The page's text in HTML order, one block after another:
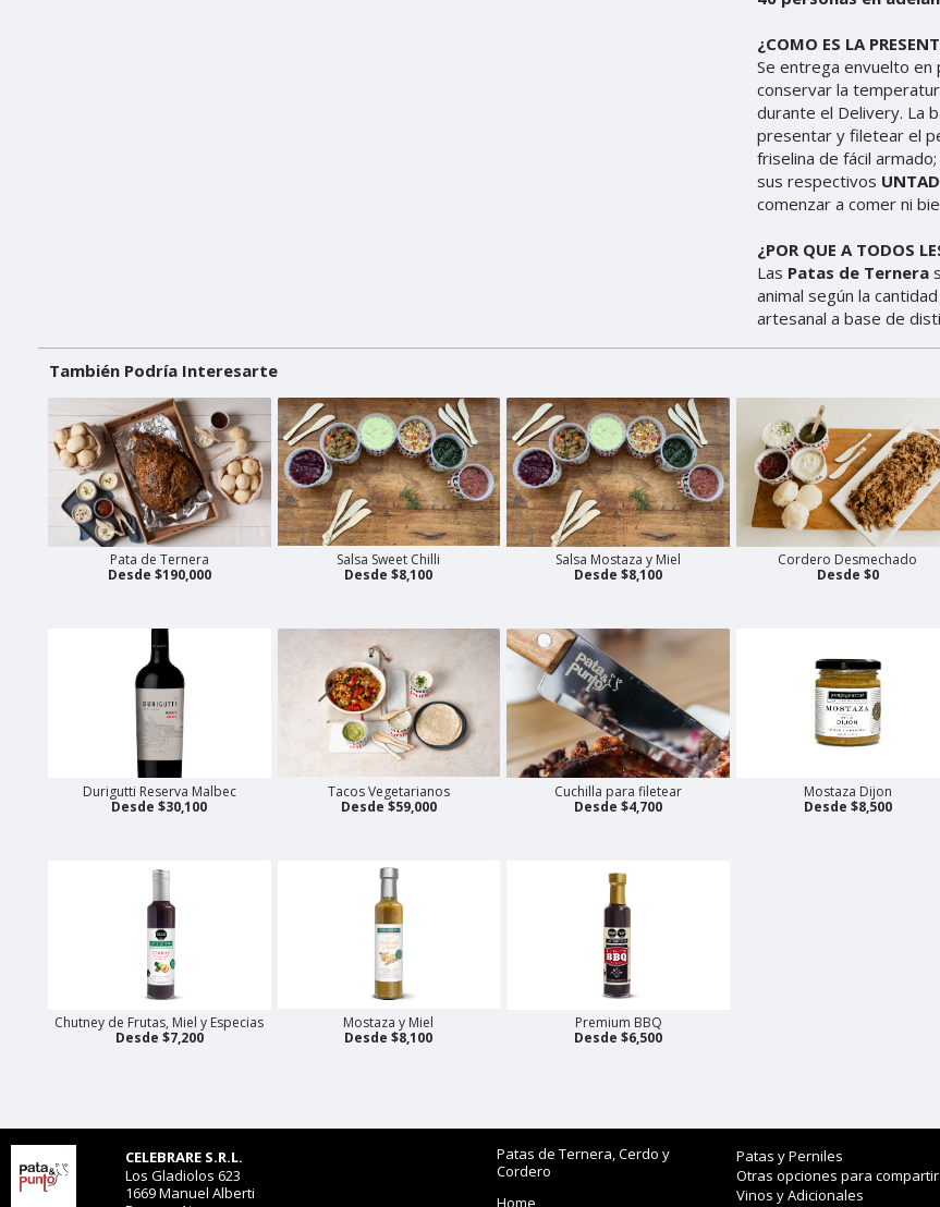
También Podría Interesarte
Pata de Ternera
Desde $190,000
Salsa Sweet Chilli
Desde $8,100
Salsa Mostaza y Miel
Desde $8,100
Cordero Desmechado
Desde $0
Durigutti Reserva Malbec
Desde $30,100
Tacos Vegetarianos
Desde $59,000
Cuchilla para filetear
Desde $4,700
Mostaza Dijon
Desde $8,500
Chutney de Frutas, Miel y Especias
Desde $7,200
Mostaza y Miel
Desde $8,100
Premium BBQ
Desde $6,500
CELEBRARE S.R.L.
Los Gladiolos 623
1669 Manuel Alberti
Patas de Ternera, Cerdo y
Cordero
Home
Patas y Perniles
Otras opciones para compartir
Vinos y Adicionales